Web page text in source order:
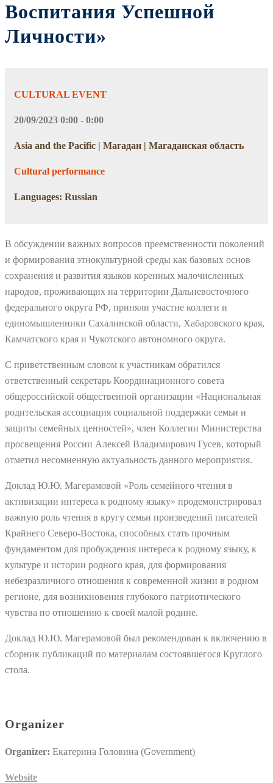
Воспитания Успешной
Личности»
CULTURAL EVENT
20/09/2023 0:00 - 0:00
Asia and the Pacific | Магадан | Магаданская область
Cultural performance
Languages: Russian
В обсуждении важных вопросов преемственности поколений
и формирования этнокультурной среды как базовых основ
сохранения и развития языков коренных малочисленных
народов, проживающих на территории Дальневосточного
федерального округа РФ, приняли участие коллеги и
единомышленники Сахалинской области, Хабаровского края,
Камчатского края и Чукотского автономного округа.
С приветственным словом к участникам обратился
ответственный секретарь Координационного совета
общероссийской общественной организации «Национальная
родительская ассоциация социальной поддержки семьи и
защиты семейных ценностей», член Коллегии Министерства
просвещения России Алексей Владимирович Гусев, который
отметил несомненную актуальность данного мероприятия.
Доклад Ю.Ю. Магерамовой «Роль семейного чтения в
активизации интереса к родному языку» продемонстрировал
важную роль чтения в кругу семьи произведений писателей
Крайнего Северо-Востока, способных стать прочным
фундаментом для пробуждения интереса к родному языку, к
культуре и истории родного края, для формирования
небезразличного отношения к современной жизни в родном
регионе, для возникновения глубокого патриотического
чувства по отношению к своей малой родине.
Доклад Ю.Ю. Магерамовой был рекомендован к включению в
сборник публикаций по материалам состоявшегося Круглого
стола.
Organizer
Organizer: Екатерина Головина (Government)
Website